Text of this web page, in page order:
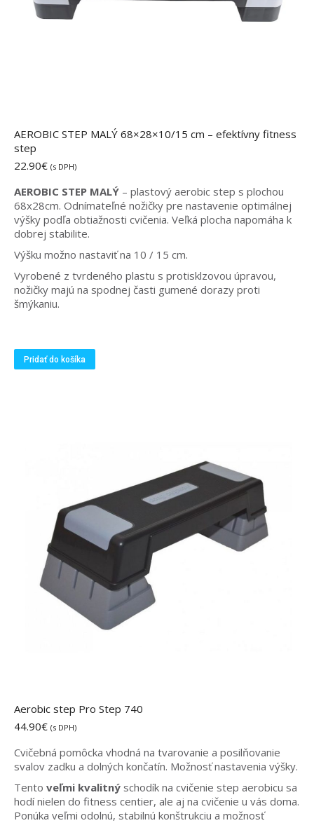
AEROBIC STEP MALÝ 68×28×10/15 cm – efektívny fitness
step
22.90€ (s DPH)
AEROBIC STEP MALÝ – plastový aerobic step s plochou
68x28cm. Odnímateľné nožičky pre nastavenie optimálnej
výšky podľa obtiažnosti cvičenia. Veľká plocha napomáha k
dobrej stabilite.
Výšku možno nastaviť na 10 / 15 cm.
Vyrobené z tvrdeného plastu s protisklzovou úpravou,
nožičky majú na spodnej časti gumené dorazy proti
šmýkaniu.
Pridať do košíka
Aerobic step Pro Step 740
44.90€ (s DPH)
Cvičebná pomôcka vhodná na tvarovanie a posilňovanie
svalov zadku a dolných končatín. Možnosť nastavenia výšky.
Tento veľmi kvalitný schodík na cvičenie step aerobicu sa
hodí nielen do fitness centier, ale aj na cvičenie u vás doma.
Ponúka veľmi odolnú, stabilnú konštrukciu a možnosť